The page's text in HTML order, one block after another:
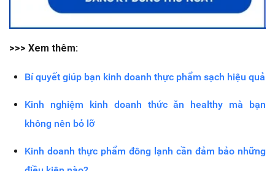
>>> Xem thêm:
Bí quyết giúp bạn kinh doanh thực phẩm sạch hiệu quả
Kinh nghiệm kinh doanh thức ăn healthy mà bạn
không nên bỏ lỡ
Kinh doanh thực phẩm đông lạnh cần đảm bảo những